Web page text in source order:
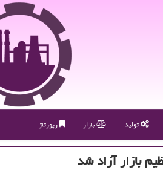
تولید بازار رپورتاژ
بازار آزاد شد